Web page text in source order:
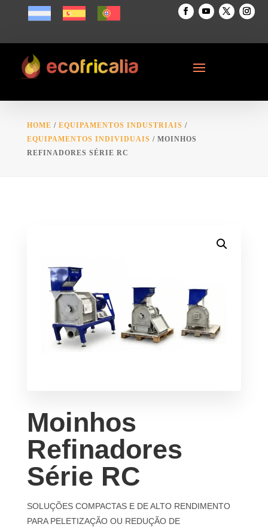
HOME / EQUIPAMENTOS INDUSTRIAIS /
EQUIPAMENTOS INDIVIDUAIS / MOINHOS
REFINADORES SÉRIE RC
Moinhos
Refinadores
Série RC
SOLUÇÕES COMPACTAS E DE ALTO RENDIMENTO
PARA PELETIZAÇÃO OU REDUÇÃO DE